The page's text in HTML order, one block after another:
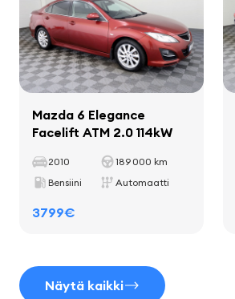
Sisustus
sisätilan koristelevyt
matot
mukitelineet
nahkainen vaihteenvalitsin
Mazda 6 Elegance
Facelift ATM 2.0 114kW
2010
189 000 km
Bensiini
Automaatti
3799€
Näytä kaikki